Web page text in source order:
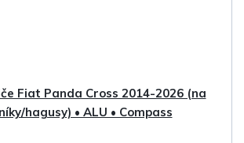
Fiat Panda Cross 2014-2026 (na
hagusy) • ALU • Compass